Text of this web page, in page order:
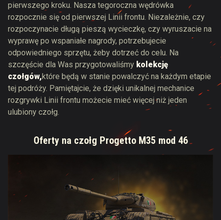
pierwszego kroku. Nasza tegoroczna wędrówka
rozpocznie się od pierwszej Linii frontu. Niezależnie, czy
rozpoczynacie długą pieszą wycieczkę, czy wyruszacie na
wyprawę po wspaniałe nagrody, potrzebujecie
odpowiedniego sprzętu, żeby dotrzeć do celu. Na
szczęście dla Was przygotowaliśmy kolekcję
czołgów,które będą w stanie powalczyć na każdym etapie
tej podróży. Pamiętajcie, że dzięki unikalnej mechanice
rozgrywki Linii frontu możecie mieć więcej niż jeden
ulubiony czołg.
Oferty na czołg Progetto M35 mod 46